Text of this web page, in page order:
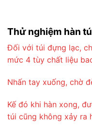
Thử nghiệm hàn
Đối với túi đựng lạc,
mức 4 tùy chất liệu
Nhấn tay xuống, chờ
Kế đó khi hàn xong,
túi cũng không xảy ra